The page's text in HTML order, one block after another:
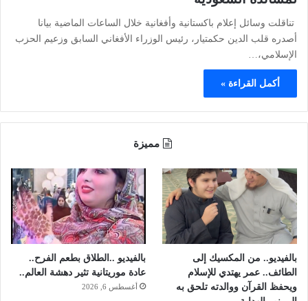
تناقلت وسائل إعلام باكستانية وأفغانية خلال الساعات الماضية بيانا
أصدره قلب الدين حكمتيار، رئيس الوزراء الأفغاني السابق وزعيم الحزب
الإسلامي،…
أكمل القراءة »
مميزة
بالفيديو.. من المكسيك إلى
الطائف.. عمر يهتدي للإسلام
ويحفظ القرآن ووالدته تلحق به
بالفيديو ..الطلاق بطعم الفرح..
عادة موريتانية تثير دهشة العالم..
أغسطس 6, 2026